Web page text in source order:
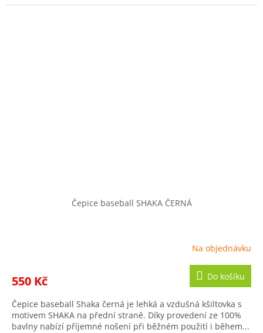
Čepice baseball SHAKA ČERNÁ
Na objednávku
550 Kč Do košíku
Čepice baseball Shaka černá je lehká a vzdušná kšiltovka s
motivem SHAKA na přední straně. Díky provedení ze 100%
bavlny nabízí příjemné nošení při běžném použití i během...